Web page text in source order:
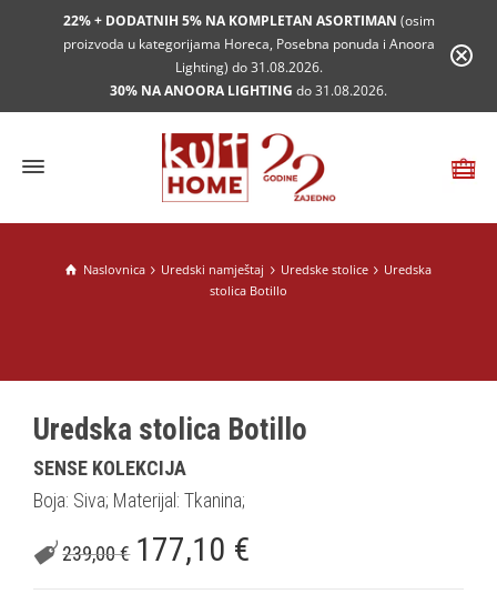
22% + DODATNIH 5% NA KOMPLETAN ASORTIMAN (osim
proizvoda u kategorijama Horeca, Posebna ponuda i Anoora
Lighting) do 31.08.2026.
30% NA ANOORA LIGHTING do 31.08.2026.
Naslovnica Uredski namještaj Uredske stolice
Uredska
stolica Botillo
Uredska stolica Botillo
SENSE KOLEKCIJA
Boja: Siva; Materijal: Tkanina;
239,00€ 177,10 €